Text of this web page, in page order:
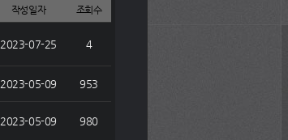
작성일자 조회수
2023-07-25 4
2023-05-09 953
2023-05-09 980